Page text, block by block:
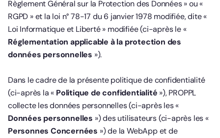
Règlement Général sur la Protection des Données » ou «
RGPD » et la loi n° 78-17 du 6 janvier 1978 modifiée, dite «
Loi Informatique et Liberté » modifiée (ci-après le «
Réglementation applicable à la protection des
données personnelles »).
Dans le cadre de la présente politique de confidentialité
(ci-après la « Politique de confidentialité »), PROPPL
collecte les données personnelles (ci-après les «
Données personnelles ») des utilisateurs (ci-après les «
Personnes Concernées ») de la WebApp et de